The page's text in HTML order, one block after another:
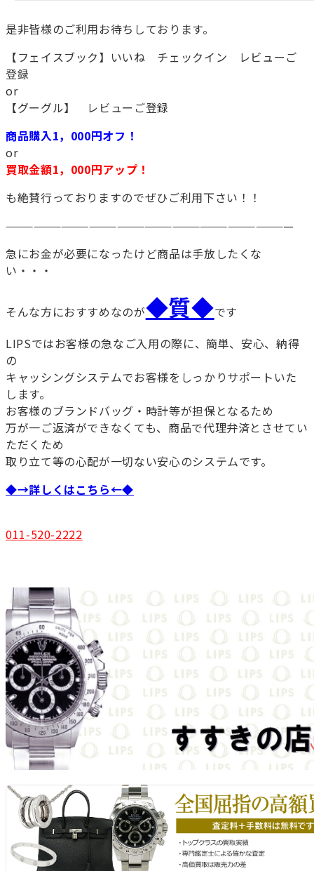
是非皆様のご利用お待ちしております。
【フェイスブック】いいね チェックイン レビューご
登録
or
【グーグル】 レビューご登録
商品購入1，000円オフ！
or
買取金額1，000円アップ！
も絶賛行っておりますのでぜひご利用下さい！！
———————————————————————————————
急にお金が必要になったけど商品は手放したくな
い・・・
そんな方におすすめなのが◆質◆です
LIPSではお客様の急なご入用の際に、簡単、安心、納得
の
キャッシングシステムでお客様をしっかりサポートいた
します。
お客様のブランドバッグ・時計等が担保となるため
万が一ご返済ができなくても、商品で代理弁済とさせてい
ただくため
取り立て等の心配が一切ない安心のシステムです。
◆→詳しくはこちら←◆
011-520-2222